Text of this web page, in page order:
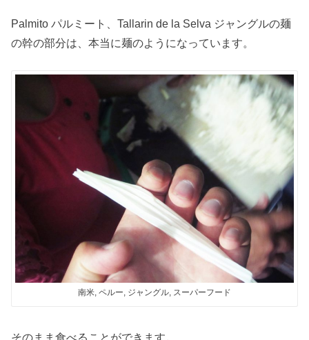
Palmito パルミート、Tallarin de la Selva ジャングルの麺
の幹の部分は、本当に麺のようになっています。
南米, ペルー, ジャングル, スーパーフード
そのまま食べることができます。